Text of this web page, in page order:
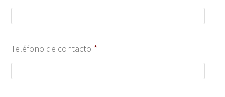
Teléfono de contacto *